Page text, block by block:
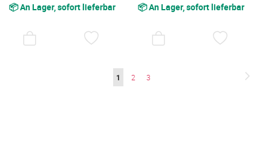
📦 An Lager, sofort lieferbar 📦 An Lager, sofort lieferbar
Sie
1 Seite
2 Seite
3